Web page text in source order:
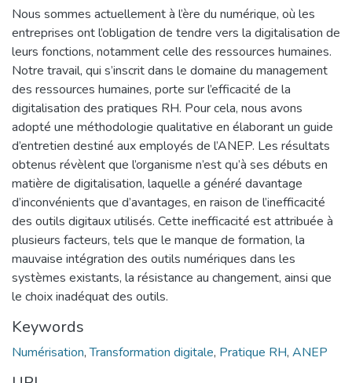
Nous sommes actuellement à l’ère du numérique, où les
entreprises ont l’obligation de tendre vers la digitalisation de
leurs fonctions, notamment celle des ressources humaines.
Notre travail, qui s’inscrit dans le domaine du management
des ressources humaines, porte sur l’efficacité de la
digitalisation des pratiques RH. Pour cela, nous avons
adopté une méthodologie qualitative en élaborant un guide
d’entretien destiné aux employés de l’ANEP. Les résultats
obtenus révèlent que l’organisme n’est qu’à ses débuts en
matière de digitalisation, laquelle a généré davantage
d’inconvénients que d’avantages, en raison de l’inefficacité
des outils digitaux utilisés. Cette inefficacité est attribuée à
plusieurs facteurs, tels que le manque de formation, la
mauvaise intégration des outils numériques dans les
systèmes existants, la résistance au changement, ainsi que
le choix inadéquat des outils.
Keywords
Numérisation,Transformation digitale, Pratique RH, ANEP